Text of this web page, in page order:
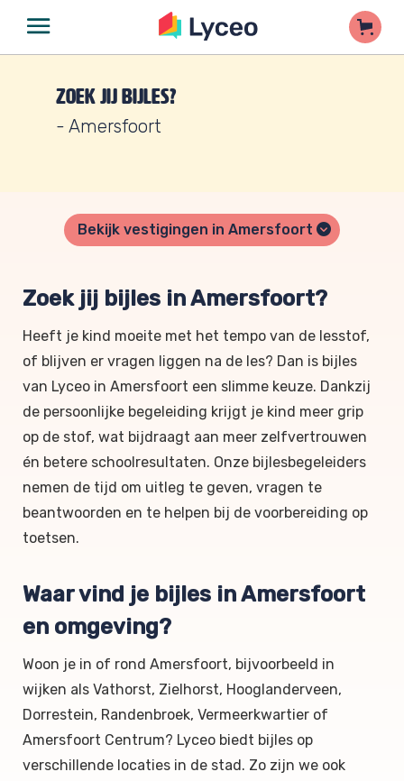
Zoek jij bijles?
- Amersfoort
Bekijk vestigingen in Amersfoort
Zoek jij bijles in Amersfoort?
Heeft je kind moeite met het tempo van de lesstof,
of blijven er vragen liggen na de les? Dan is bijles
van Lyceo in Amersfoort een slimme keuze. Dankzij
de persoonlijke begeleiding krijgt je kind meer grip
op de stof, wat bijdraagt aan meer zelfvertrouwen
én betere schoolresultaten. Onze bijlesbegeleiders
nemen de tijd om uitleg te geven, vragen te
beantwoorden en te helpen bij de voorbereiding op
toetsen.
Waar vind je bijles in Amersfoort
en omgeving?
Woon je in of rond Amersfoort, bijvoorbeeld in
wijken als Vathorst, Zielhorst, Hooglanderveen,
Dorrestein, Randenbroek, Vermeerkwartier of
Amersfoort Centrum? Lyceo biedt bijles op
verschillende locaties in de stad. Zo zijn we ook